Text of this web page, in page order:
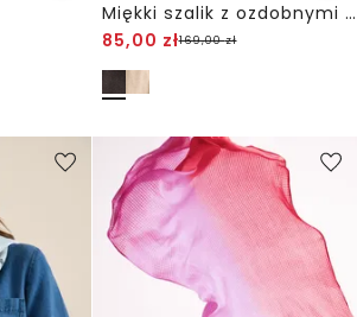
Miękki szalik z ozdobnymi kamieniami
85,00 zł169,00zł